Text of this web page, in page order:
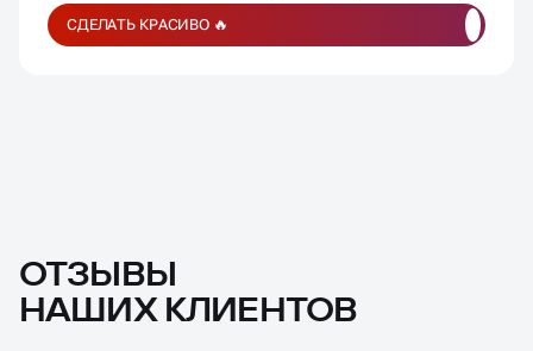
СДЕЛАТЬ КРАСИВО 🔥
ОТЗЫВЫ
НАШИХ КЛИЕНТОВ